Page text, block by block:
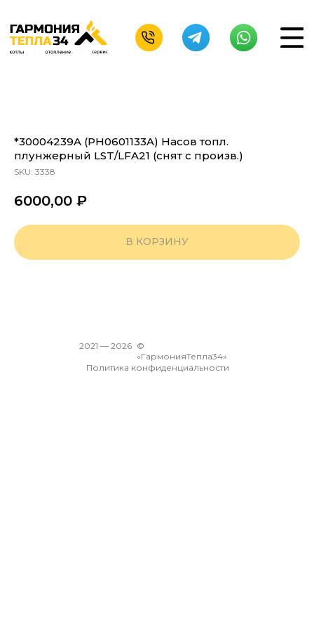
*30004239A (PH0601133A) Насов топл.
плунжерный LST/LFA21 (снят с произв.)
SKU: 3338
6000,00 ₽
В КОРЗИНУ
Политика конфиденциальности
©
«ГармонияТепла34»
2026
2021 —